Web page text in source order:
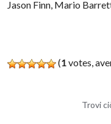
Jason Finn, Mario
(1votes,
Trovi